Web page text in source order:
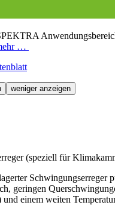
…
weniger anzeigen
(speziell für
Schwingungserreger
geringen
einem weiten